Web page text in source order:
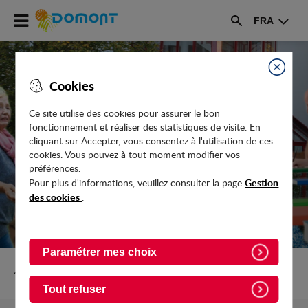
Cookies
Fermer
Ce site utilise des cookies pour assurer le bon
fonctionnement et réaliser des statistiques de visite. En
cliquant sur Accepter, vous consentez à l'utilisation de ces
cookies. Vous pouvez à tout moment modifier vos
préférences.
Pour plus d'informations, veuillez consulter la pageGestion
des cookies .
Paramétrer mes choix
Tout refuser
Accéder
au
menu
Accéder
au
contenu
Rechercher
FRA
LOGEMENT SENIORS
Retour vers Seniors